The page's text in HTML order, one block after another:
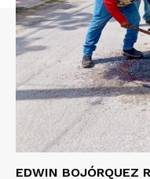
EDWIN BOJÓRQUEZ